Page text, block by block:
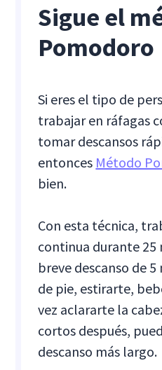
Sigue el
Pomodoro
Si eres el tipo de
trabajar en ráfagas
tomar descansos
entonces Método
bien.
Con esta técnica,
continua durante
breve descanso de
de pie, estirarte,
vez aclararte la
cortos después,
descanso más largo.